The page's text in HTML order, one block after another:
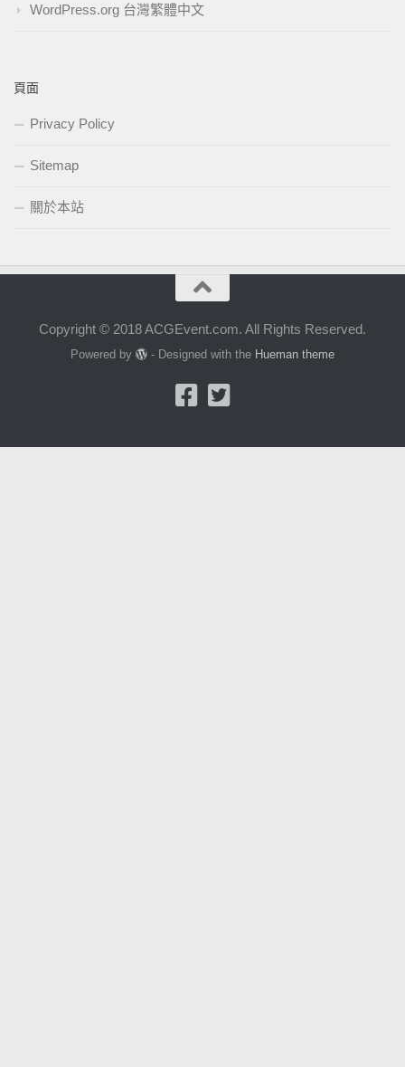
WordPress.org 台灣繁體中文
頁面
Privacy Policy
Sitemap
關於本站
Copyright © 2018 ACGEvent.com. All Rights Reserved.
Powered by - Designed with the Hueman theme